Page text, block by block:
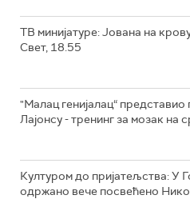
ТВ минијатуре: Јована на
Свет, 18.55
"Малац генијалац“ представио
Лајонсу - тренинг за мозак на
Културом до пријатељства: У
одржано вече посвећено